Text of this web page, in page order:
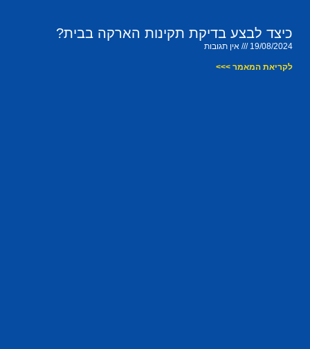
כיצד לבצע בדיקת תקינות הארקה בבית?
19/08/2024 אין תגובות
לקריאת המאמר >>>